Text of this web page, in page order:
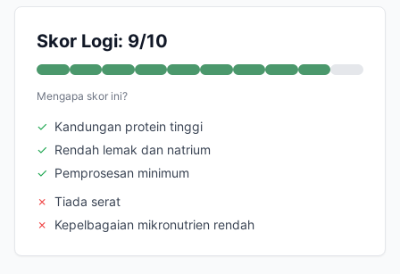
Skor Logi: 9/10
Mengapa skor ini?
✓ Kandungan protein tinggi
✓ Rendah lemak dan natrium
✓ Pemprosesan minimum
✗ Tiada serat
✗
Kepelbagaian mikronutrien rendah